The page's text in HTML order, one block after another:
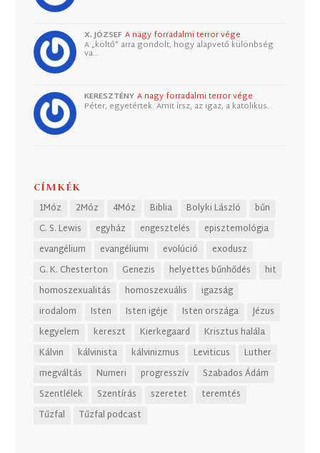
X. JÓZSEF A nagy forradalmi terror vége
A „költő” arra gondolt, hogy alapvető különbség
va…
KERESZTÉNY A nagy forradalmi terror vége
Péter, egyetértek. Amit írsz, az igaz, a katolikus…
CÍMKÉK
1Móz 2Móz 4Móz Biblia Bolyki László
bűn
C. S. Lewis
egyház engesztelés
episztemológia
evangélium
evangéliumi evolúció
exodusz
G. K. Chesterton
Genezis helyettes bűnhődés
hit
homoszexualitás
homoszexuális
igazság
irodalom
Isten Isten igéje Isten országa
Jézus
kegyelem
kereszt Kierkegaard
Krisztus halála
Kálvin
kálvinista kálvinizmus Leviticus
Luther
megváltás
Numeri progresszív
Szabados Ádám
Szentlélek
Szentírás szeretet
teremtés
Tűzfal
Tűzfal podcast